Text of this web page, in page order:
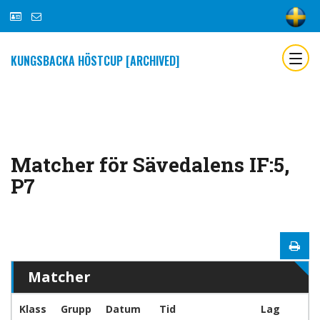
KUNGSBACKA HÖSTCUP [ARCHIVED]
Matcher för Sävedalens IF:5,
P7
Matcher
Klass Grupp Datum Tid Lag